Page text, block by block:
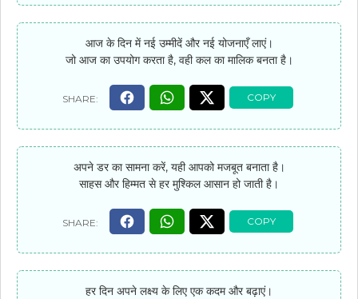
आज के दिन में नई उम्मीदें और नई योजनाएँ लाएं।
जो आज का उपयोग करता है, वही कल का मालिक बनता है।
अपने डर का सामना करें, यही आपको मजबूत बनाता है।
साहस और हिम्मत से हर मुश्किल आसान हो जाती है।
हर दिन अपने लक्ष्य के लिए एक कदम और बढ़ाएं।